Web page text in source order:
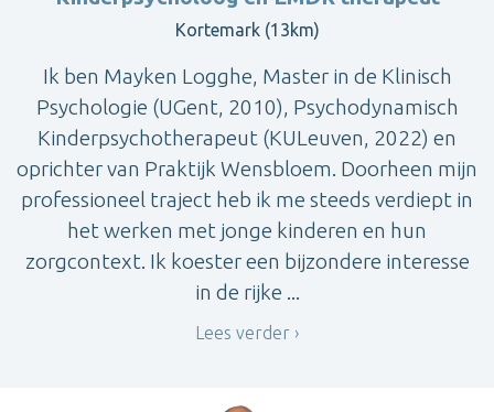
Kortemark (13km)
Ik ben Mayken Logghe, Master in de Klinisch
Psychologie (UGent, 2010), Psychodynamisch
Kinderpsychotherapeut (KULeuven, 2022) en
oprichter van Praktijk Wensbloem. Doorheen mijn
professioneel traject heb ik me steeds verdiept in
het werken met jonge kinderen en hun
zorgcontext. Ik koester een bijzondere interesse
in de rijke ...
Lees verder